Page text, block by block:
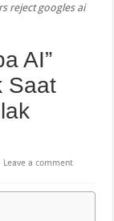
iPhone yang Siap
reject googles ai
AI”
Saat
Leave a comment